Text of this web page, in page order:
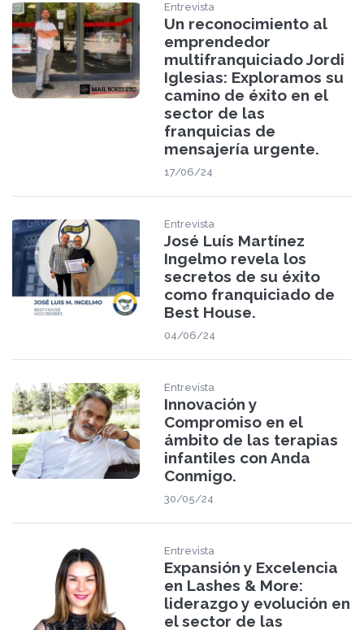
Entrevista
Un reconocimiento al
emprendedor
multifranquiciado Jordi
Iglesias: Exploramos su
camino de éxito en el
sector de las
franquicias de
mensajería urgente.
17/06/24
Entrevista
José Luís Martínez
Ingelmo revela los
secretos de su éxito
como franquiciado de
Best House.
04/06/24
Entrevista
Innovación y
Compromiso en el
ámbito de las terapias
infantiles con Anda
Conmigo.
30/05/24
Entrevista
Expansión y Excelencia
en Lashes & More:
liderazgo y evolución en
el sector de las